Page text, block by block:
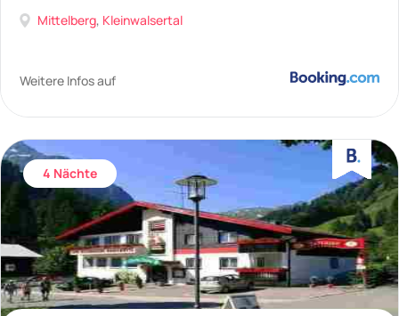
Mittelberg, Kleinwalsertal
Weitere Infos auf
4 Nächte